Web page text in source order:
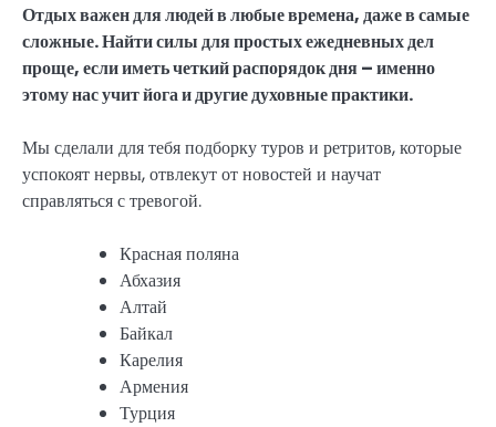
Отдых важен для людей в любые времена, даже в самые
сложные. Найти силы для простых ежедневных дел
проще, если иметь четкий распорядок дня – именно
этому нас учит йога и другие духовные практики.
Мы сделали для тебя подборку туров и ретритов, которые
успокоят нервы, отвлекут от новостей и научат
справляться с тревогой.
Красная поляна
Абхазия
Алтай
Байкал
Карелия
Армения
Турция